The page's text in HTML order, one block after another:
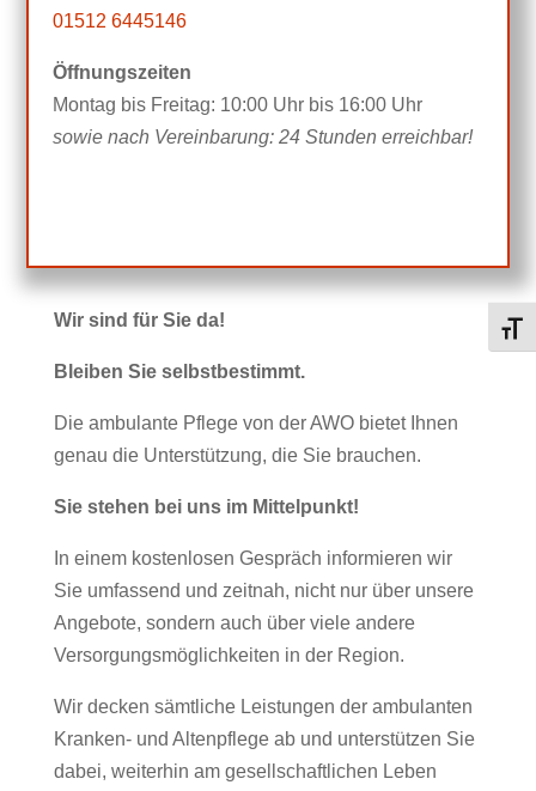
01512 6445146
Öffnungszeiten
Montag bis Freitag: 10:00 Uhr bis 16:00 Uhr
sowie nach Vereinbarung: 24 Stunden erreichbar!
Wir sind für Sie da!
Bleiben Sie selbstbestimmt.
Die ambulante Pflege von der AWO bietet Ihnen
genau die Unterstützung, die Sie brauchen.
Sie stehen bei uns im Mittelpunkt!
In einem kostenlosen Gespräch informieren wir
Sie umfassend und zeitnah, nicht nur über unsere
Angebote, sondern auch über viele andere
Versorgungsmöglichkeiten in der Region.
Wir decken sämtliche Leistungen der ambulanten
Kranken- und Altenpflege ab und unterstützen Sie
dabei, weiterhin am gesellschaftlichen Leben